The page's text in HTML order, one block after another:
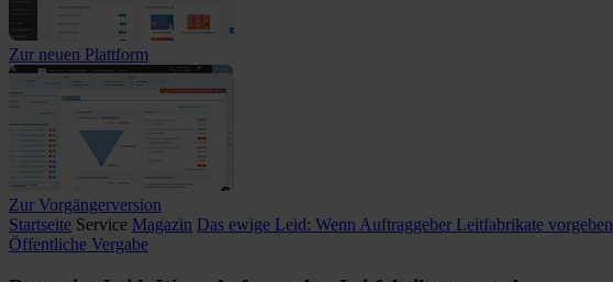
Zur neuen Plattform
Zur Vorgängerversion
Startseite Service Magazin Das ewige Leid: Wenn Auftraggeber Leitfabrikate vorgeben
Öffentliche Vergabe